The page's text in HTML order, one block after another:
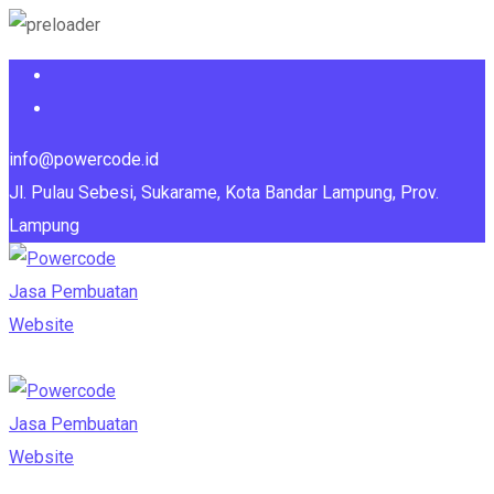
info@powercode.id
Jl. Pulau Sebesi, Sukarame, Kota Bandar Lampung, Prov.
Lampung